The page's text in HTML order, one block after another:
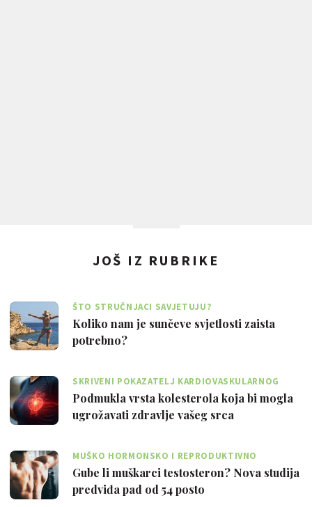
JOŠ IZ RUBRIKE
ŠTO STRUČNJACI SAVJETUJU?
Koliko nam je sunčeve svjetlosti zaista
potrebno?
SKRIVENI POKAZATELJ KARDIOVASKULARNOG
RIZIKA
Podmukla vrsta kolesterola koja bi mogla
ugrožavati zdravlje vašeg srca
MUŠKO HORMONSKO I REPRODUKTIVNO
ZDRAVLJE
Gube li muškarci testosteron? Nova studija
predviđa pad od 54 posto